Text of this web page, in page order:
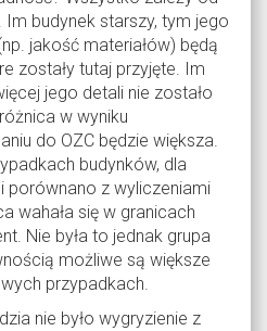
budynek starszy, tym jego
jakość materiałów) będą
zostały tutaj przyjęte. Im
jego detali nie zostało
w wyniku
do OZC będzie większa.
budynków, dla
porównano z wyliczeniami
wahała się w granicach
Nie była to jednak grupa
możliwe są większe
przypadkach.
nie było wygryzienie z